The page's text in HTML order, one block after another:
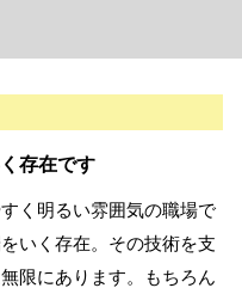
存在です
く明るい雰囲気の職場で
いく存在。その技術を支
限にあります。もちろん